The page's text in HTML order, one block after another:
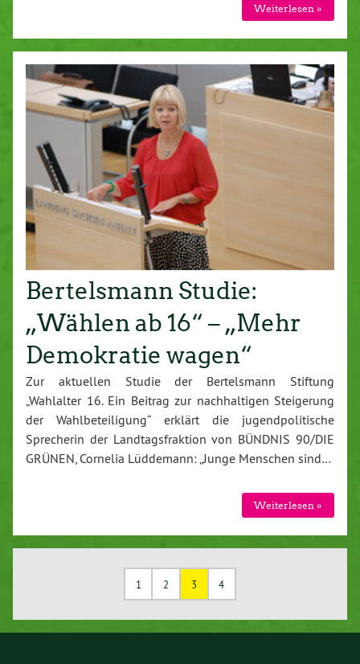
Weiterlesen »
Bertelsmann Studie:
„Wählen ab 16“ – „Mehr
Demokratie wagen“
Zur aktuellen Studie der Bertelsmann Stiftung
„Wahlalter 16. Ein Beitrag zur nachhaltigen Steigerung
der Wahlbeteiligung“ erklärt die jugendpolitische
Sprecherin der Landtagsfraktion von BÜNDNIS 90/DIE
GRÜNEN, Cornelia Lüddemann: „Junge Menschen sind…
Weiterlesen »
1 2 3 4